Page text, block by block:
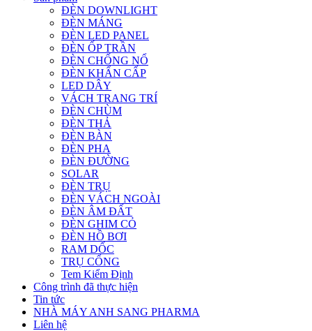
ĐÈN DOWNLIGHT
ĐÈN MÁNG
ĐÈN LED PANEL
ĐÈN ỐP TRẦN
ĐÈN CHỐNG NỔ
ĐÈN KHẨN CẤP
LED DÂY
VÁCH TRANG TRÍ
ĐÈN CHÙM
ĐÈN THẢ
ĐÈN BÀN
ĐÈN PHA
ĐÈN ĐƯỜNG
SOLAR
ĐÈN TRỤ
ĐÈN VÁCH NGOÀI
ĐÈN ÂM ĐẤT
ĐÈN GHIM CỎ
ĐÈN HỒ BƠI
RAM DỐC
TRỤ CỔNG
Tem Kiểm Định
Công trình đã thực hiện
Tin tức
NHÀ MÁY ANH SANG PHARMA
Liên hệ